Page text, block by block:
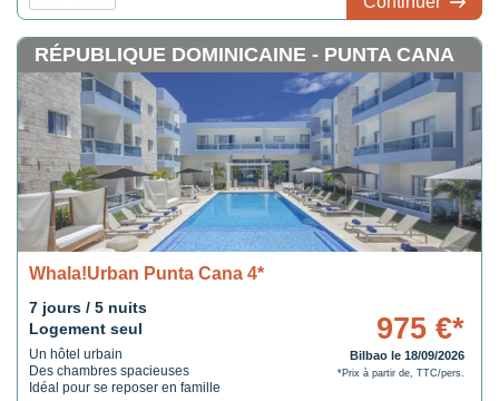
RÉPUBLIQUE DOMINICAINE - PUNTA CANA
Whala!Urban Punta Cana 4*
7 jours / 5 nuits
Logement seul
Un hôtel urbain
Des chambres spacieuses
Idéal pour se reposer en famille
975 €*
Bilbao le 18/09/2026
*Prix à partir de, TTC/pers.